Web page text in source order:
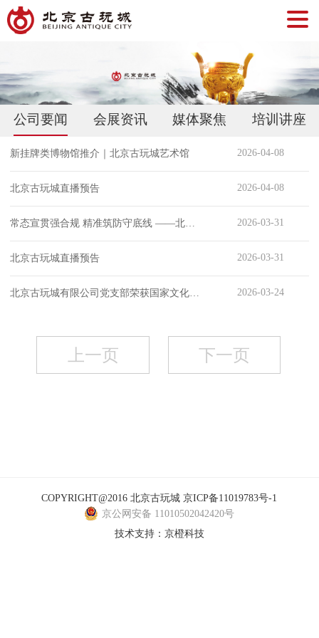
公司要闻 会展资讯 媒体聚焦 培训讲座
新挂牌类博物馆推介｜北京古玩城艺术馆 2026-04-08
北京古玩城直播预告 2026-04-08
常态宣贯强合规 精准筑防守底线 ——北京古玩城2026年度首场制度联训顺利开展 2026-03-31
北京古玩城直播预告 2026-03-31
北京古玩城有限公司党支部荣获国家文化产业创新实验区“2025年优秀党建品牌” 2026-03-24
上一页 下一页
COPYRIGHT@2016 北京古玩城京ICP备11019783号-1
京公网安备 11010502042420号
技术支持： 京橙科技